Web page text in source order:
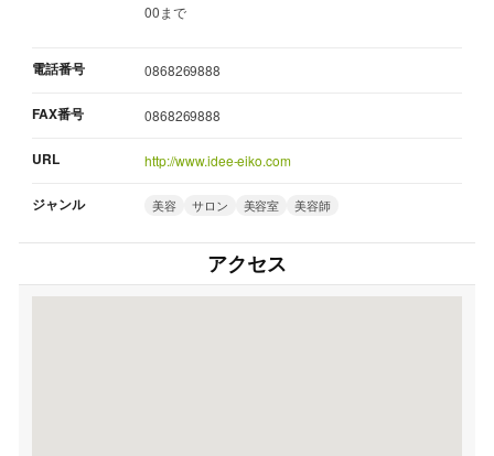
00まで
電話番号 0868269888
FAX番号 0868269888
URL http://www.idee-eiko.com
ジャンル 美容 サロン 美容室 美容師
アクセス